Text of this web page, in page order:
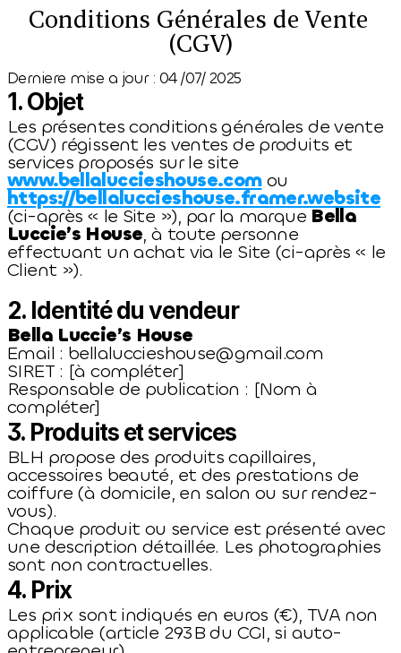
Conditions Générales de Vente
(CGV)
Derniere mise a jour : 04 /07/ 2025
1. Objet
Les présentes conditions générales de vente
(CGV) régissent les ventes de produits et
services proposés sur le site
www.bellaluccieshouse.com
https://bellaluccieshouse.framer.website
(ci-après « le Site »), par la marque Bella
Luccie’s House, à toute personne
effectuant un achat via le Site (ci-après « le
Client »).
2. Identité du vendeur
Bella Luccie’s House
Email : bellaluccieshouse@gmail.com
SIRET : [à compléter]
Responsable de publication : [Nom à
compléter]
3. Produits et services
BLH propose des produits capillaires,
accessoires beauté, et des prestations de
coiffure (à domicile, en salon ou sur rendez-
vous).
Chaque produit ou service est présenté avec
une description détaillée. Les photographies
sont non contractuelles.
4. Prix
Les prix sont indiqués en euros (€), TVA non
applicable (article 293B du CGI, si auto-